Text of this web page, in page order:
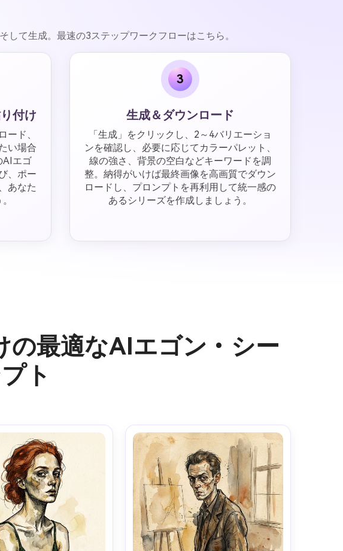
て生成。最速の3ステップワークフローはこちら。
付け
ード、
い場合
AIエゴ
、ポー
あなた
3
生成＆ダウンロード
「生成」をクリックし、2～4バリエーショ
ンを確認し、必要に応じてカラーパレット、
線の強さ、背景の空白などキーワードを調
整。納得がいけば最終画像を高画質でダウン
ロードし、プロンプトを再利用して統一感の
あるシリーズを作成しましょう。
最適なAIエゴン・シー
ト